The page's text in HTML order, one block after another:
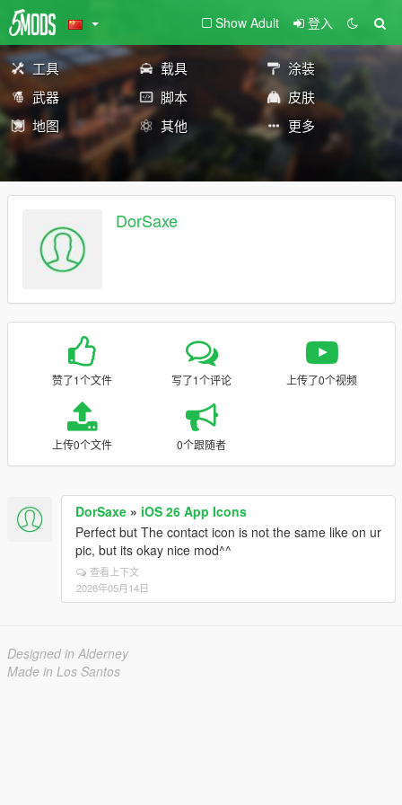
Show Adult 登入
工具 载具
涂装
武器
脚本
皮肤
地图
其他 更多
DorSaxe
赞了1个文件 写了1个评论 上传了0个视频
上传0个文件 0个跟随者
DorSaxe » iOS 26 App Icons
Perfect but The contact icon is not the same like on ur
pic, but its okay nice mod^^
查看上下文
2026年05月14日
Designed in Alderney
Made in Los Santos